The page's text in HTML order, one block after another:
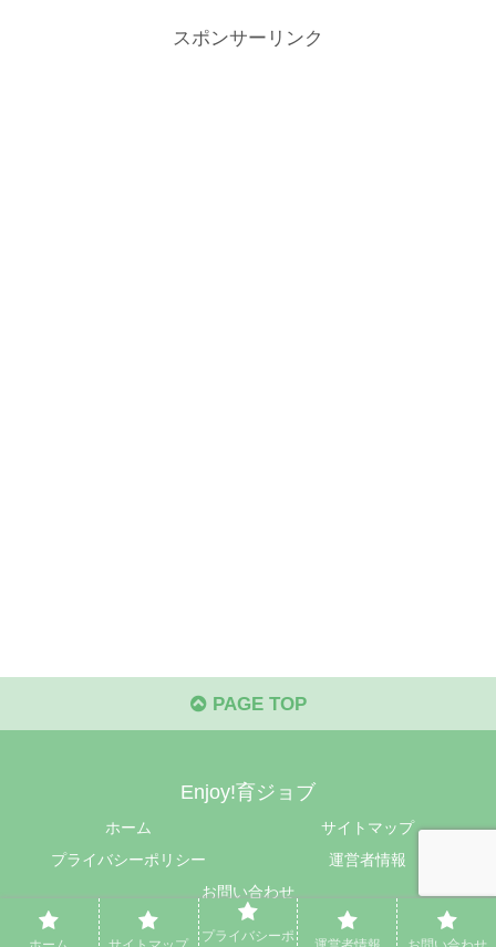
スポンサーリンク
PAGE TOP
Enjoy!育ジョブ
ホーム
サイトマップ
プライバシーポリシー
運営者情報
お問い合わせ
© 2024 Enjoy!育ジョブ.
プライバシーポ